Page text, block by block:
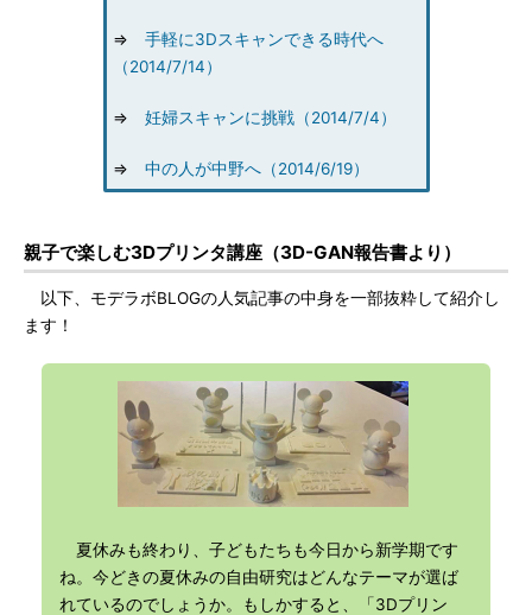
⇒ 手軽に3Dスキャンできる時代へ
（2014/7/14）
⇒ 妊婦スキャンに挑戦（2014/7/4）
⇒ 中の人が中野へ（2014/6/19）
親子で楽しむ3Dプリンタ講座（3D-GAN報告書より）
以下、モデラボBLOGの人気記事の中身を一部抜粋して紹介し
ます！
夏休みも終わり、子どもたちも今日から新学期です
ね。今どきの夏休みの自由研究はどんなテーマが選ば
れているのでしょうか。もしかすると、「3Dプリン